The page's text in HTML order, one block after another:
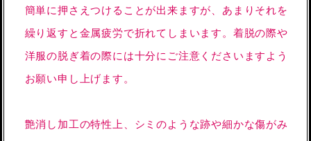
簡単に押さえつけることが出来ますが、あまりそれを
繰り返すと金属疲労で折れてしまいます。着脱の際や
洋服の脱ぎ着の際には十分にご注意くださいますよう
お願い申し上げます。
艶消し加工の特性上、シミのような跡や細かな傷がみ